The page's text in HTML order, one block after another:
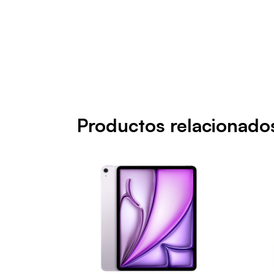
Productos